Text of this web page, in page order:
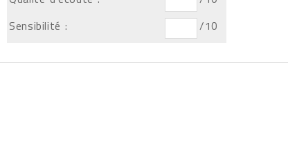
Sensibilité :
/10